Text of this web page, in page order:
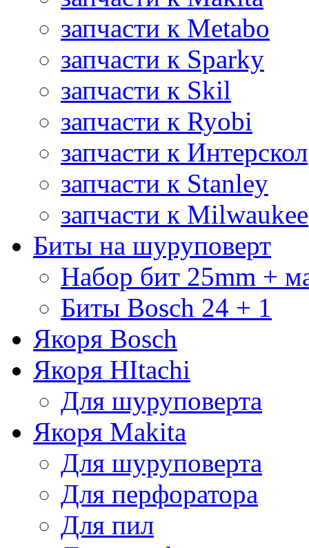
запчасти к Metabo
запчасти к Sparky
запчасти к Skil
запчасти к Ryobi
запчасти к Интерскол
запчасти к Stanley
запчасти к Milwaukee
Биты на шуруповерт
Набор бит 25mm +
Биты Bosch 24 + 1
Якоря Bosch
Якоря HItachi
Для шуруповерта
Якоря Makita
Для шуруповерта
Для перфоратора
Для пил